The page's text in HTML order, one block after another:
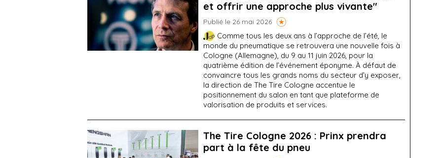
et offrir une approche plus vivante"
Publié le 26 mai 2026
Comme tous les deux ans à l’approche de l’été, le
monde du pneumatique se retrouvera une nouvelle fois à
Cologne (Allemagne), du 9 au 11 juin 2026, pour la
quatrième édition de l’événement éponyme. À défaut de
convaincre tous les grands noms du secteur d’y exposer,
la direction de The Tire Cologne accentue le
positionnement du salon en tant que plateforme de
valorisation de produits et services.
The Tire Cologne 2026 : Prinx prendra
part à la fête du pneu